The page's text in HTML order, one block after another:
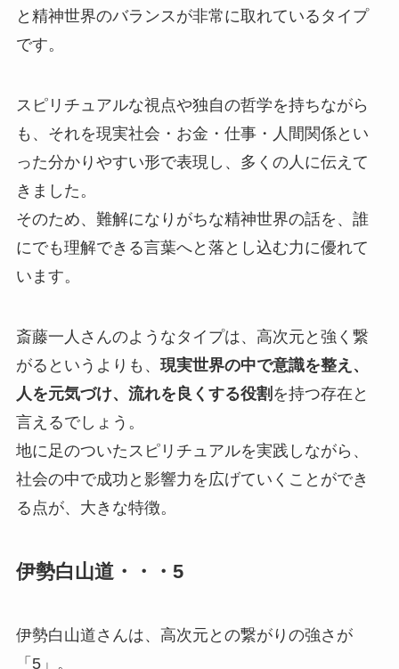
と精神世界のバランスが非常に取れているタイプ
です。
スピリチュアルな視点や独自の哲学を持ちながら
も、それを現実社会・お金・仕事・人間関係とい
った分かりやすい形で表現し、多くの人に伝えて
きました。
そのため、難解になりがちな精神世界の話を、誰
にでも理解できる言葉へと落とし込む力に優れて
います。
斎藤一人さんのようなタイプは、高次元と強く繋
がるというよりも、 現実世界の中で意識を整え、
人を元気づけ、流れを良くする役割 を持つ存在と
言えるでしょう。
地に足のついたスピリチュアルを実践しながら、
社会の中で成功と影響力を広げていくことができ
る点が、大きな特徴。
伊勢白山道・・・5
伊勢白山道さんは、高次元との繋がりの強さが
「5」。